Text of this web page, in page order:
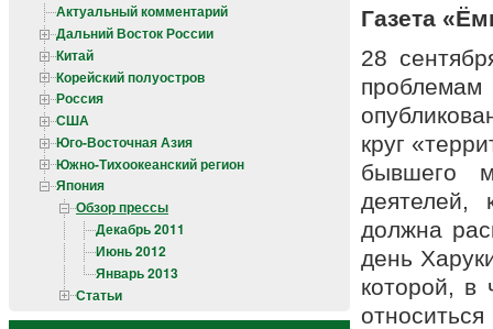
Актуальный комментарий
Дальний Восток России
Китай
Корейский полуостров
Россия
США
Юго-Восточная Азия
Южно-Тихоокеанский регион
Япония
Обзор прессы
Декабрь 2011
Июнь 2012
Январь 2013
Статьи
Газета
28
круг
бывшего
деятелей,
должна
день
которой, в